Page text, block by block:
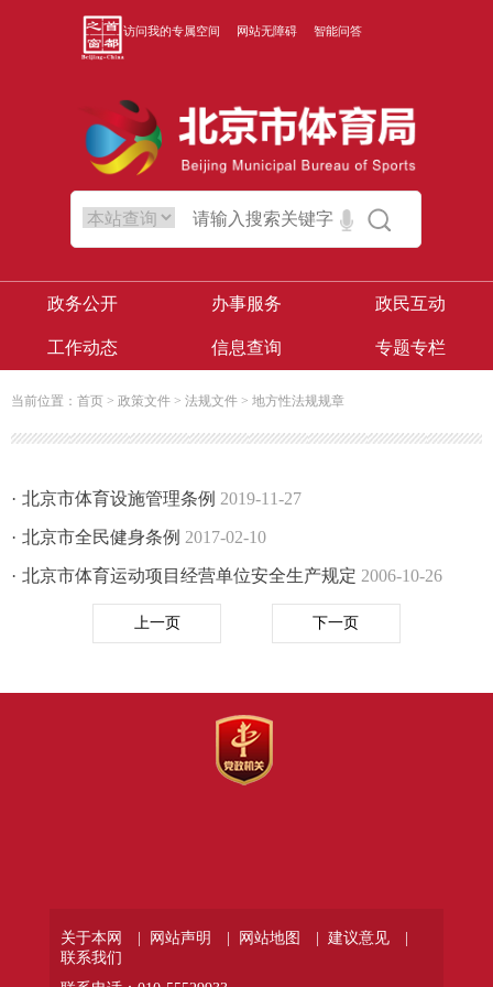
访问我的专属空间 网站无障碍 智能问答
政务公开 办事服务 政民互动
工作动态 信息查询 专题专栏
当前位置： 首页 > 政策文件 > 法规文件 > 地方性法规规章
· 北京市体育设施管理条例 2019-11-27
· 北京市全民健身条例 2017-02-10
· 北京市体育运动项目经营单位安全生产规定 2006-10-26
上一页 下一页
关于本网 | 网站声明 | 网站地图 |
建议意见 |
联系我们